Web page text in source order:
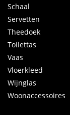
Schaal
Servetten
Theedoek
Toilettas
Vaas
Vloerkleed
Wijnglas
Woonaccessoires